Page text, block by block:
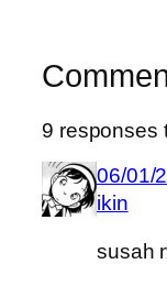
9 responses
06/01/
ikin
susah